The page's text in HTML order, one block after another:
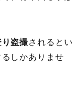
盗撮されるとい
しかありませ